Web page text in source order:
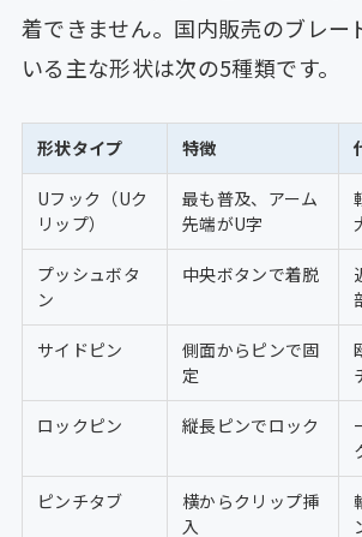
着できません。国内販売のブレー
いる主な形状は次の5種類です。
形状タイプ 特徴
Uフック（Uク
リップ）
最も普及、アーム
先端がU字
プッシュボタ
ン
中央ボタンで着脱
サイドピン
側面からピンで固
定
ロックピン 縦長ピンでロック
ピンチタブ
横からクリップ挿
入